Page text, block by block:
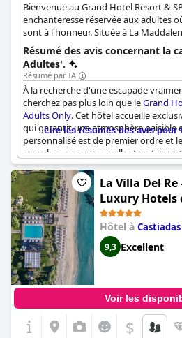
Bienvenue au Grand Hotel Resort &
enchanteresse réservée aux adultes
sont à l'honneur. Située à La
des eaux d'un bleu irisé et d'un vert
balayés par le vent et un ciel dégagé.
cachées et des parfums uniques en
composé de sept îles et d'une
le détroit de Bonifacio. Parc national
destination remarquable est souvent
captivant des îles
exceptionnelle de la beauté inégalée
l'engagement de l'hôtel à fournir le
Grand Hotel Resort & SPA Ma&Ma,
et les hôtes profitent d'une escapade
exclusivement pour les adultes.
Résumé des avis concernant la
Adultes'.
Résumé par IA
À la recherche d'une escapade
cherchez pas plus loin que leGrand
Adults Only. Cet hôtel accueille
qui garantit une atmosphère paisible
personnalisé est de premier ordre et
superbes, avec un excellent
L'emplacement est magnifique et
recherchent une escapade unique et
voiture soit nécessaire pour
ce dont vous avez besoin pour une
Certains clients ont mentionné
comme les fruits qui n'étaient pas
d'options de lait non laitier, mais dans
été exceptionnelle. N'oubliez pas que
aux familles avec de jeunes enfants.
votre séjour au Grand Hotel
pour des vacances inoubliables.
Lire les résumés des avis pour
La Villa Del
Luxury Hotels
Hôtel à Castiadas
9,3 Excellent
Voir les
$